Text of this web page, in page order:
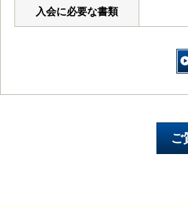
入会に必要な書類